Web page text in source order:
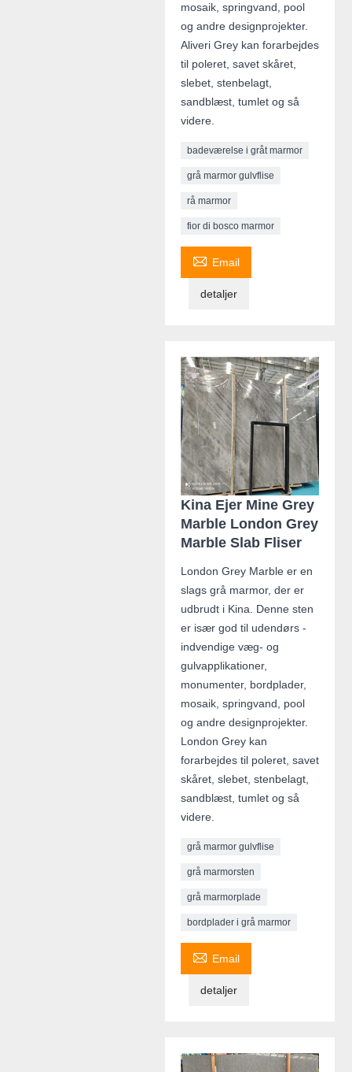
mosaik, springvand, pool
og andre designprojekter.
Aliveri Grey kan forarbejdes
til poleret, savet skåret,
slebet, stenbelagt,
sandblæst, tumlet og så
videre.
badeværelse i gråt marmor
grå marmor gulvflise
rå marmor
fior di bosco marmor
 Email
detaljer
Kina Ejer Mine Grey
Marble London Grey
Marble Slab Fliser
London Grey Marble er en
slags grå marmor, der er
udbrudt i Kina. Denne sten
er især god til udendørs -
indvendige væg- og
gulvapplikationer,
monumenter, bordplader,
mosaik, springvand, pool
og andre designprojekter.
London Grey kan
forarbejdes til poleret, savet
skåret, slebet, stenbelagt,
sandblæst, tumlet og så
videre.
grå marmor gulvflise
grå marmorsten
grå marmorplade
bordplader i grå marmor
 Email
detaljer